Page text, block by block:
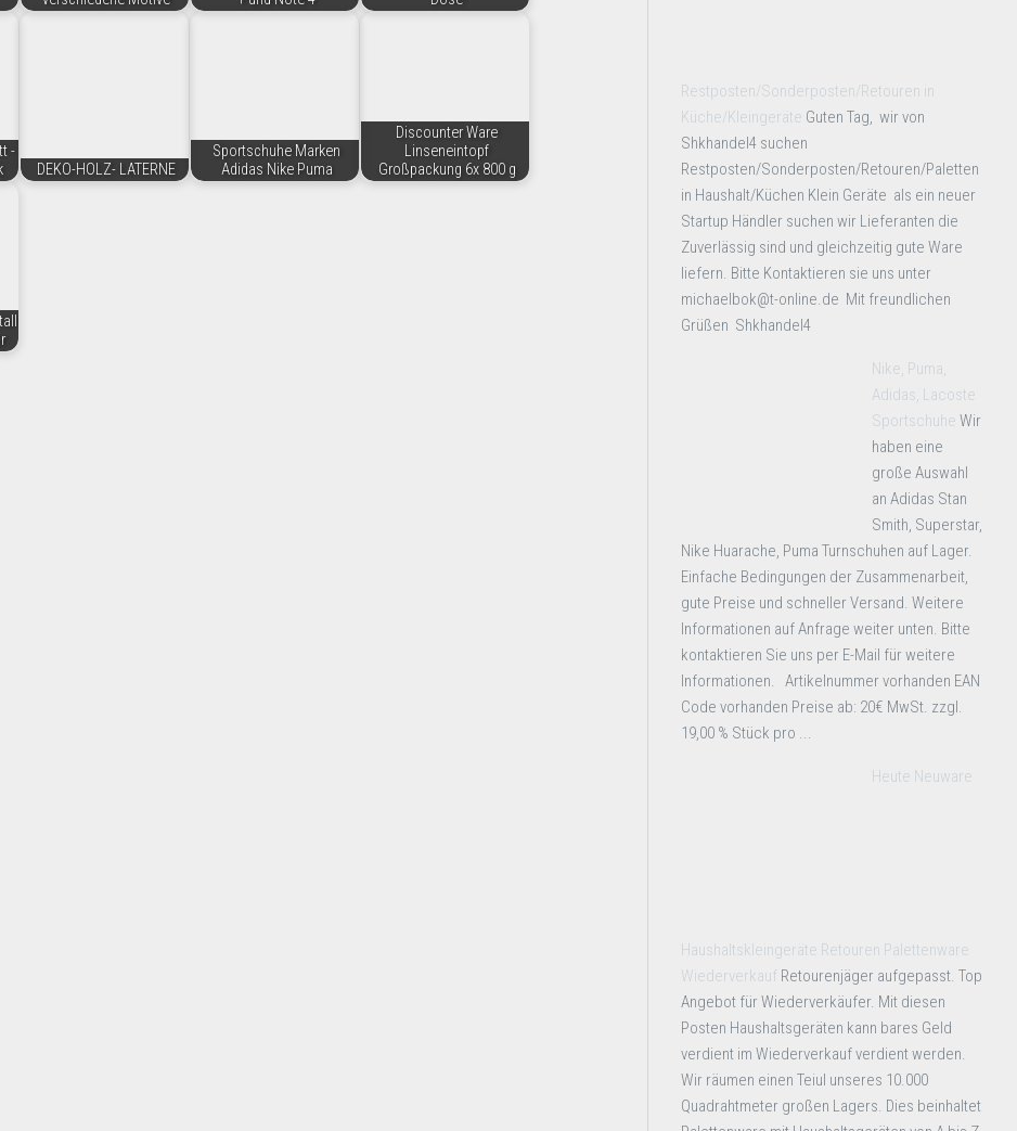
-
DEKO-HOLZ- LATERNE
Sportschuhe Marken
Adidas Nike Puma
Discounter Ware
Linseneintopf
Großpackung 6x 800 g
Restposten/Sonderposten/Retouren in
Küche/Kleingeräte Guten Tag, wir von
Shkhandel4 suchen
Restposten/Sonderposten/Retouren/Paletten
in Haushalt/Küchen Klein Geräte als ein neuer
Startup Händler suchen wir Lieferanten die
Zuverlässig sind und gleichzeitig gute Ware
liefern. Bitte Kontaktieren sie uns unter
michaelbok@t-online.de Mit freundlichen
Grüßen Shkhandel4
Nike, Puma,
Adidas, Lacoste
Sportschuhe Wir
haben eine
große Auswahl
an Adidas Stan
Smith, Superstar,
Nike Huarache, Puma Turnschuhen auf Lager.
Einfache Bedingungen der Zusammenarbeit,
gute Preise und schneller Versand. Weitere
Informationen auf Anfrage weiter unten. Bitte
kontaktieren Sie uns per E-Mail für weitere
Informationen. Artikelnummer vorhanden EAN
Code vorhanden Preise ab: 20€ MwSt. zzgl.
19,00 % Stück pro ...
Heute Neuware
Haushaltskleingeräte Retouren Palettenware
Wiederverkauf Retourenjäger aufgepasst. Top
Angebot für Wiederverkäufer. Mit diesen
Posten Haushaltsgeräten kann bares Geld
verdient im Wiederverkauf verdient werden.
Wir räumen einen Teiul unseres 10.000
Quadrahtmeter großen Lagers. Dies beinhaltet